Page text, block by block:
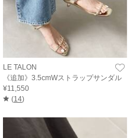
LE TALON
《追加》3.5cmWストラップサンダル
¥11,550
(14)